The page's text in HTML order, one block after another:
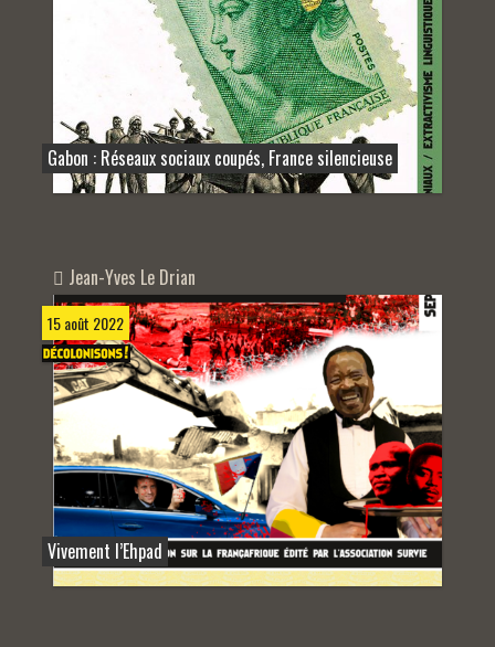
Gabon : Réseaux sociaux coupés, France silencieuse
Jean-Yves Le Drian
15 août 2022
Vivement l’Ehpad